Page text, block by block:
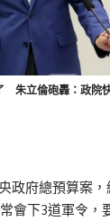
朱立倫砲轟：政院
政府總預算案
會下3道軍令，